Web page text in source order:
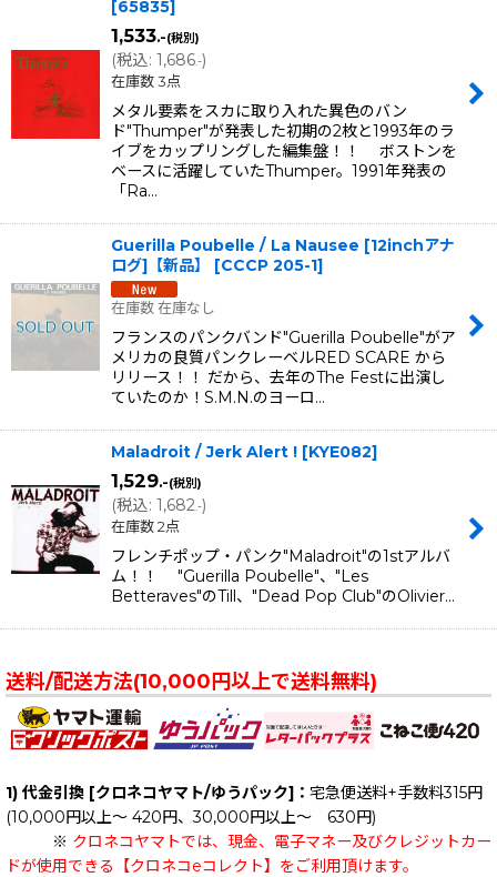
[65835]
1,533.-(税別)
(税込: 1,686.-)
在庫数 3点
メタル要素をスカに取り入れた異色のバン
ド"Thumper"が発表した初期の2枚と1993年のラ
イブをカップリングした編集盤！！ ボストンを
ベースに活躍していたThumper。1991年発表の
「Ra…
Guerilla Poubelle / La Nausee [12inchアナ
ログ]【新品】
[CCCP 205-1]
在庫数 在庫なし
フランスのパンクバンド"Guerilla Poubelle"がア
メリカの良質パンクレーベルRED SCARE から
リリース！！ だから、去年のThe Festに出演し
ていたのか！S.M.N.のヨーロ…
Maladroit / Jerk Alert ! [KYE082]
1,529.-(税別)
(税込: 1,682.-)
在庫数 2点
フレンチポップ・パンク"Maladroit"の1stアルバ
ム！！ "Guerilla Poubelle"、"Les
Betteraves"のTill、"Dead Pop Club"のOlivier…
送料/配送方法(10,000円以上で送料無料)
1) 代金引換 [クロネコヤマト/ゆうパック]： 宅急便送料+手数料315円
(10,000円以上～ 420円、30,000円以上～ 630円)
※ クロネコヤマトでは、現金、電子マネー及びクレジットカー
ドが使用できる【クロネコeコレクト】をご利用頂けます。